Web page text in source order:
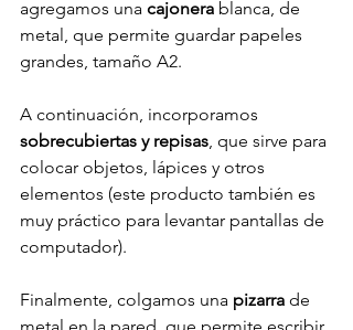
agregamos una cajonera blanca, de
metal, que permite guardar papeles
grandes, tamaño A2.
A continuación, incorporamos
sobrecubiertas y repisas, que sirve para
colocar objetos, lápices y otros
elementos (este producto también es
muy práctico para levantar pantallas de
computador).
Finalmente, colgamos una pizarra de